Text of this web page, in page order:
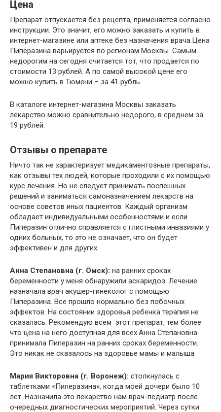
Цена
Препарат отпускается без рецепта, применяется согласно
инструкции. Это значит, его можно заказать и купить в
интернет-магазине или аптеке без назначения врача.Цена
Пиперазина варьируется по регионам Москвы. Самым
недорогим на сегодня считается тот, что продается по
стоимости 13 рублей. А по самой высокой цене его
можно купить в Тюмени – за 41 рубль.
В каталоге интернет-магазина Москвы заказать
лекарство можно сравнительно недорого, в среднем за
19 рублей.
Отзывы о препарате
Ничто так не характеризует медикаментозные препараты,
как отзывы тех людей, которые проходили с их помощью
курс лечения. Но не следует принимать поспешных
решений и заниматься самоназначением лекарств на
основе советов иных пациентов. Каждый организм
обладает индивидуальными особенностями и если
Пиперазин отлично справляется с глистными инвазиями у
одних больных, то это не означает, что он будет
эффективен и для других.
Анна Степановна (г. Омск): на ранних сроках
беременности у меня обнаружили аскаридоз. Лечение
назначала врач акушер-гинеколог с помощью
Пиперазина. Все прошло нормально без побочных
эффектов. На состоянии здоровья ребенка терапия не
сказалась. Рекомендую всем этот препарат, тем более
что цена на него доступная для всех.Анна Степановна
принимала Пиперазин на ранних сроках беременности.
Это никак не сказалось на здоровье мамы и малыша
Мария Викторовна (г. Воронеж): столкнулась с
таблетками «Пиперазина», когда моей дочери было 10
лет. Назначила это лекарство нам врач-педиатр после
очередных диагностических мероприятий. Через сутки